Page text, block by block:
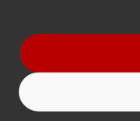
独创的技术在整个回
型步骤。 这确保了